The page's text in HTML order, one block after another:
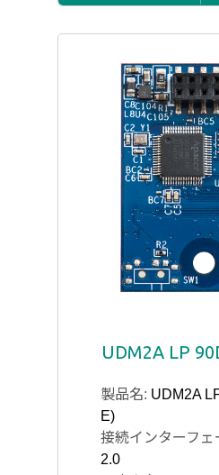
UDM2A LP
製品名: UDM2A
E)
接続インターフェ
2.0